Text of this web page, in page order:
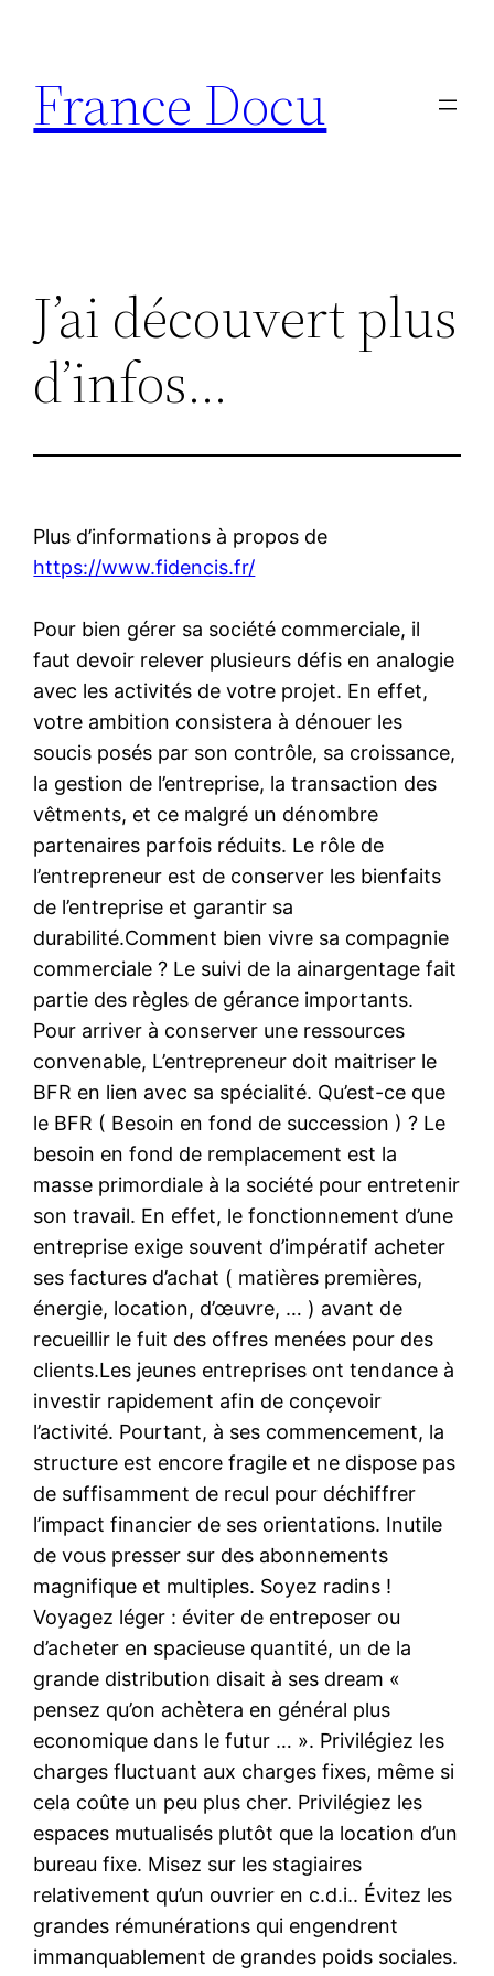
contenu
France Docu
J’ai découvert plus
d’infos…
Plus d’informations à propos de
https://www.fidencis.fr/
Pour bien gérer sa société commerciale, il
faut devoir relever plusieurs défis en analogie
avec les activités de votre projet. En effet,
votre ambition consistera à dénouer les
soucis posés par son contrôle, sa croissance,
la gestion de l’entreprise, la transaction des
vêtments, et ce malgré un dénombre
partenaires parfois réduits. Le rôle de
l’entrepreneur est de conserver les bienfaits
de l’entreprise et garantir sa
durabilité.Comment bien vivre sa compagnie
commerciale ? Le suivi de la ainargentage fait
partie des règles de gérance importants.
Pour arriver à conserver une ressources
convenable, L’entrepreneur doit maitriser le
BFR en lien avec sa spécialité. Qu’est-ce que
le BFR ( Besoin en fond de succession ) ? Le
besoin en fond de remplacement est la
masse primordiale à la société pour entretenir
son travail. En effet, le fonctionnement d’une
entreprise exige souvent d’impératif acheter
ses factures d’achat ( matières premières,
énergie, location, d’œuvre, … ) avant de
recueillir le fuit des offres menées pour des
clients.Les jeunes entreprises ont tendance à
investir rapidement afin de conçevoir
l’activité. Pourtant, à ses commencement, la
structure est encore fragile et ne dispose pas
de suffisamment de recul pour déchiffrer
l’impact financier de ses orientations. Inutile
de vous presser sur des abonnements
magnifique et multiples. Soyez radins !
Voyagez léger : éviter de entreposer ou
d’acheter en spacieuse quantité, un de la
grande distribution disait à ses dream «
pensez qu’on achètera en général plus
economique dans le futur … ». Privilégiez les
charges fluctuant aux charges fixes, même si
cela coûte un peu plus cher. Privilégiez les
espaces mutualisés plutôt que la location d’un
bureau fixe. Misez sur les stagiaires
relativement qu’un ouvrier en c.d.i.. Évitez les
grandes rémunérations qui engendrent
immanquablement de grandes poids sociales.